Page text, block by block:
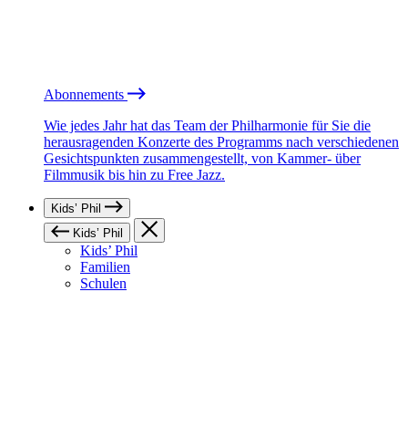
Abonnements
Wie jedes Jahr hat das Team der Philharmonie für Sie die
herausragenden Konzerte des Programms nach verschiedenen
Gesichtspunkten zusammengestellt, von Kammer- über
Filmmusik bis hin zu Free Jazz.
Kids’ Phil
Kids’ Phil
Kids’ Phil
Familien
Schulen